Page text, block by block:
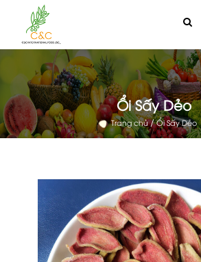
Ổi Sấy Dẻo
Trang chủ Ổi Sấy Dẻo